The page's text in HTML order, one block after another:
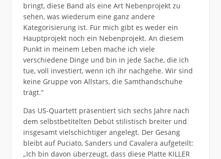
bringt, diese Band als eine Art Nebenprojekt zu
sehen, was wiederum eine ganz andere
Kategorisierung ist. Für mich gibt es weder ein
Hauptprojekt noch ein Nebenprojekt. An diesem
Punkt in meinem Leben mache ich viele
verschiedene Dinge und bin in jede Sache, die ich
tue, voll investiert, wenn ich ihr nachgehe. Wir sind
keine Gruppe von Allstars, die Samthandschuhe
trägt.“
Das US-Quartett präsentiert sich sechs Jahre nach
dem selbstbetitelten Debüt stilistisch breiter und
insgesamt vielschichtiger angelegt. Der Gesang
bleibt auf Puciato, Sanders und Cavalera aufgeteilt:
„Ich bin davon überzeugt, dass diese Platte KILLER